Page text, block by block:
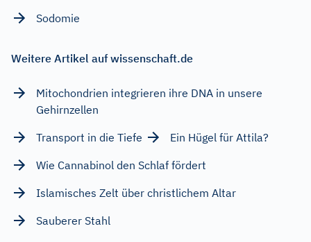
Sodomie
Weitere Artikel auf wissenschaft.de
Mitochondrien integrieren ihre DNA in unsere
Gehirnzellen
Transport in die Tiefe
Ein Hügel für Attila?
Wie Cannabinol den Schlaf fördert
Islamisches Zelt über christlichem Altar
Sauberer Stahl